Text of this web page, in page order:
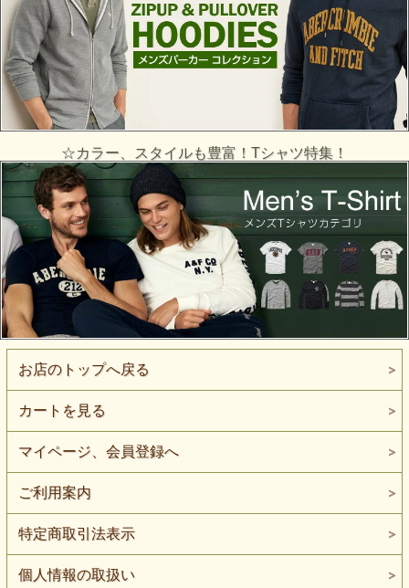
☆カラー、スタイルも豊富！Tシャツ特集！
お店のトップへ戻る
カートを見る
マイページ、会員登録へ
ご利用案内
特定商取引法表示
個人情報の取扱い